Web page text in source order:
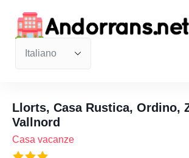
Llorts, Casa Rustica, Ordino,
Vallnord
Casa vacanze